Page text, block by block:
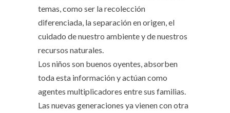
temas, como ser la recolección
diferenciada, la separación en origen, el
cuidado de nuestro ambiente y de nuestros
recursos naturales.
Los niños son buenos oyentes, absorben
toda esta información y actúan como
agentes multiplicadores entre sus familias.
Las nuevas generaciones ya vienen con otra